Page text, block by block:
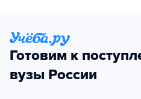
Готовим к
вузы России